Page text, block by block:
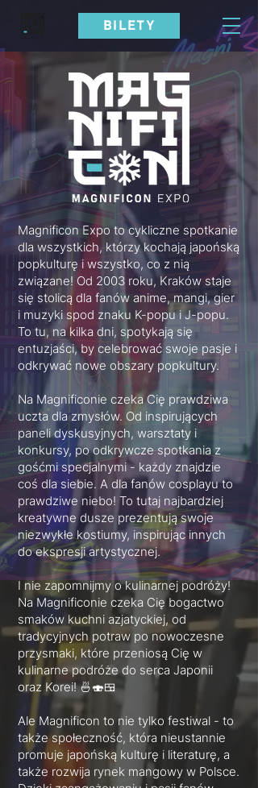
BILETY
Magnificon Expo to cykliczne spotkanie
dla wszystkich, którzy kochają japońską
popkulturę i wszystko, co z nią
związane! Od 2003 roku, Kraków staje
się stolicą dla fanów anime, mangi, gier
i muzyki spod znaku K-popu i J-popu.
To tu, na kilka dni, spotykają się
entuzjaści, by celebrować swoje pasje i
odkrywać nowe obszary popkultury.
Na Magnificonie czeka Cię prawdziwa
uczta dla zmysłów. Od inspirujących
paneli dyskusyjnych, warsztaty i
konkursy, po odkrywcze spotkania z
gośćmi specjalnymi - każdy znajdzie
coś dla siebie. A dla fanów cosplayu to
prawdziwe niebo! To tutaj najbardziej
kreatywne dusze prezentują swoje
niezwykłe kostiumy, inspirując innych
do ekspresji artystycznej.
I nie zapomnijmy o kulinarnej podróży!
Na Magnificonie czeka Cię bogactwo
smaków kuchni azjatyckiej, od
tradycyjnych potraw po nowoczesne
przysmaki, które przeniosą Cię w
kulinarne podróże do serca Japonii
oraz Korei! 🍜🍣🍱
Ale Magnificon to nie tylko festiwal - to
także społeczność, która nieustannie
promuje japońską kulturę i literaturę, a
także rozwija rynek mangowy w Polsce.